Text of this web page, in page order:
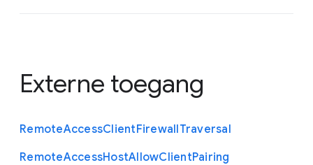
Externe toegang
RemoteAccessClientFirewallTraversal
RemoteAccessHostAllowClientPairing